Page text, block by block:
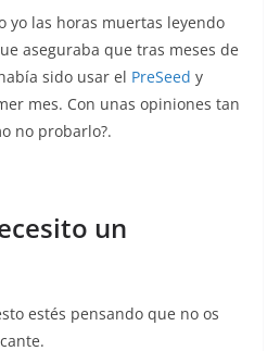
yo las horas muertas leyendo
aseguraba que tras meses de
sido usar el PreSeed y
mes. Con unas opiniones tan
no probarlo?.
un
estés pensando que no os